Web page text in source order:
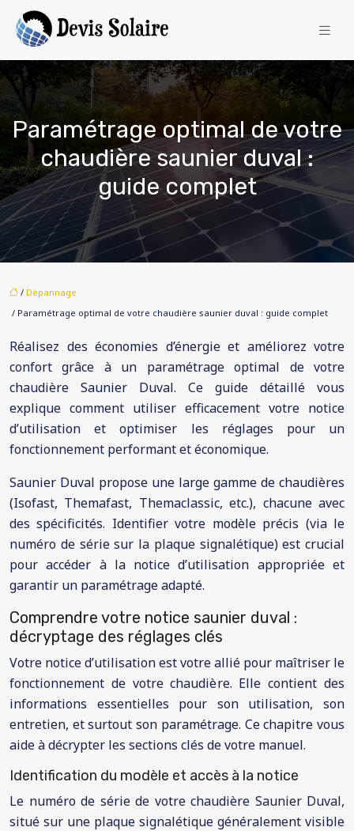
Paramétrage optimal de votre
chaudière saunier duval :
guide complet
/ Dépannage
/ Paramétrage optimal de votre chaudière saunier duval : guide complet
Réalisez des économies d’énergie et améliorez votre
confort grâce à un paramétrage optimal de votre
chaudière Saunier Duval. Ce guide détaillé vous
explique comment utiliser efficacement votre notice
d’utilisation et optimiser les réglages pour un
fonctionnement performant et économique.
Saunier Duval propose une large gamme de chaudières
(Isofast, Themafast, Themaclassic, etc.), chacune avec
des spécificités. Identifier votre modèle précis (via le
numéro de série sur la plaque signalétique) est crucial
pour accéder à la notice d’utilisation appropriée et
garantir un paramétrage adapté.
Comprendre votre notice saunier duval :
décryptage des réglages clés
Votre notice d’utilisation est votre allié pour maîtriser le
fonctionnement de votre chaudière. Elle contient des
informations essentielles pour son utilisation, son
entretien, et surtout son paramétrage. Ce chapitre vous
aide à décrypter les sections clés de votre manuel.
Identification du modèle et accès à la notice
Le numéro de série de votre chaudière Saunier Duval,
situé sur une plaque signalétique généralement visible